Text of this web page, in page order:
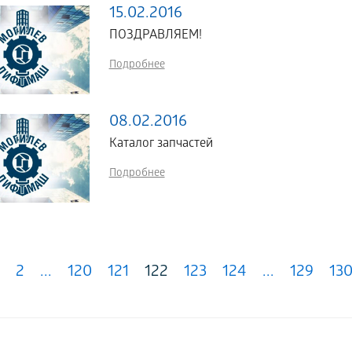
15.02.2016
ПОЗДРАВЛЯЕМ!
Подробнее
08.02.2016
Каталог запчастей
Подробнее
2 ... 120 121 122 123 124 ... 129 130